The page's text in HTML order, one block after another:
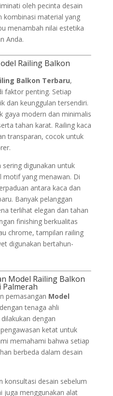
oleh pecinta desain
kombinasi material yang
menambah nilai estetika
Anda.
Railing Balkon
Balkon Terbaru,
faktor penting. Setiap
dan keunggulan tersendiri.
gaya modern dan minimalis
tahan karat. Railing kaca
transparan, cocok untuk
digunakan untuk
motif yang menawan. Di
antara kaca dan
Banyak pelanggan
terlihat elegan dan tahan
finishing berkualitas
chrome, tampilan railing
digunakan bertahun-
Model Railing Balkon
pemasangan Model
dengan tenaga ahli
dengan
ketat untuk
memahami bahwa setiap
berbeda dalam desain
konsultasi desain sebelum
juga menggunakan alat